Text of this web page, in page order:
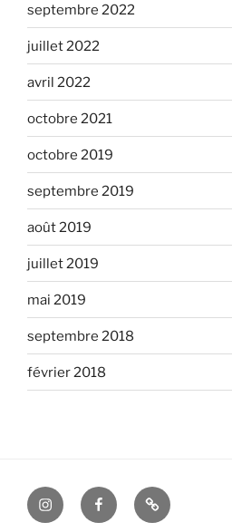
septembre 2022
juillet 2022
avril 2022
octobre 2021
octobre 2019
septembre 2019
août 2019
juillet 2019
mai 2019
septembre 2018
février 2018
InstagramFacebook